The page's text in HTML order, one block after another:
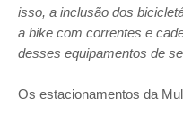
isso, a inclusão dos
a bike com correntes e
desses equipamentos de
Os estacionamentos da